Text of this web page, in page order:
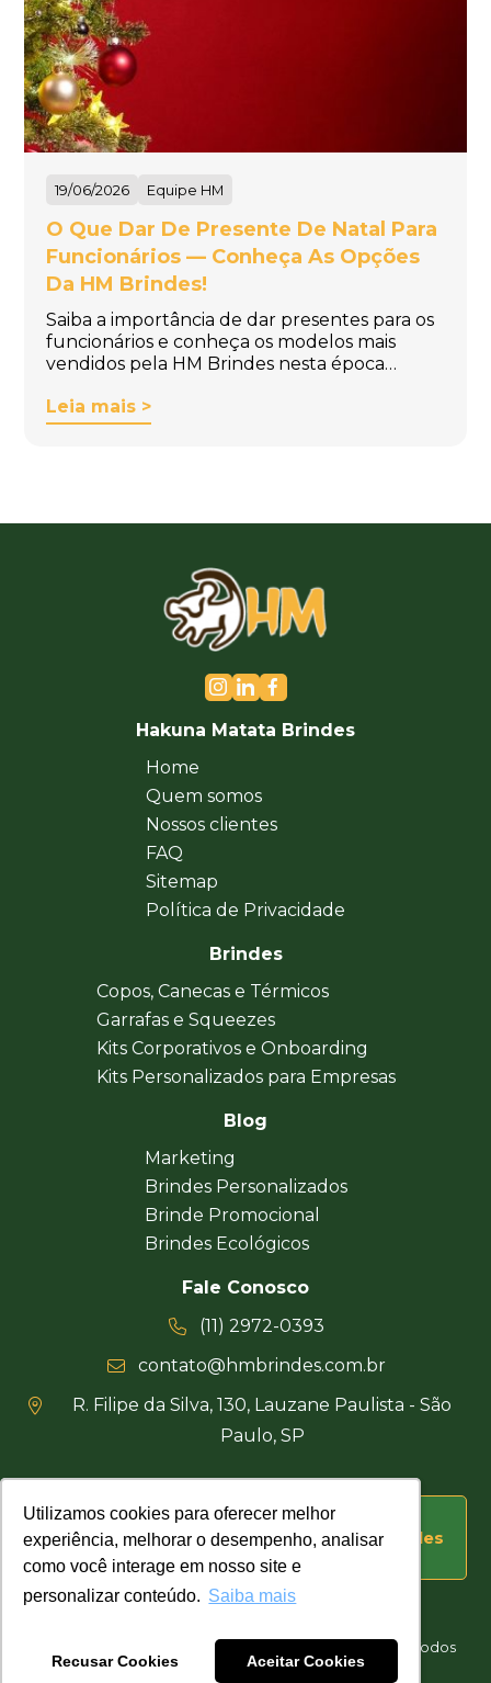
Utilizamos cookies para oferecer melhor
experiência, melhorar o desempenho, analisar
como você interage em nosso site e
personalizar conteúdo. Saiba mais
Recusar Cookies Aceitar Cookies
Utilizamos cookies para oferecer melhor
experiência, melhorar o desempenho, analisar
como você interage em nosso site e
personalizar conteúdo. Saiba mais
Recusar Cookies Aceitar Cookies
19/06/2026 Equipe HM
O Que Dar De Presente De Natal Para
Funcionários — Conheça As Opções
Da HM Brindes!
Saiba a importância de dar presentes para os
funcionários e conheça os modelos mais
vendidos pela HM Brindes nesta época…
Leia mais >
Hakuna Matata Brindes
Home
Quem somos
Nossos clientes
FAQ
Sitemap
Política de Privacidade
Brindes
Copos, Canecas e Térmicos
Garrafas e Squeezes
Kits Corporativos e Onboarding
Kits Personalizados para Empresas
Blog
Marketing
Brindes Personalizados
Brinde Promocional
Brindes Ecológicos
Fale Conosco
(11) 2972-0393
contato@hmbrindes.com.br
R. Filipe da Silva, 130, Lauzane Paulista - São
Paulo, SP
Uma empresa certificada Busca Brindes
Hakuna Matata Brindes Corporativos Personalizados © Todos